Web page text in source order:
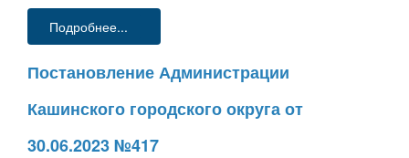
Подробнее...
Постановление Администрации
Кашинского городского округа от
30.06.2023 №417